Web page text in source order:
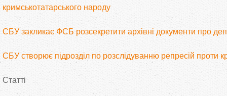
кримськотатарського народу
СБУ закликає ФСБ розсекретити архівні документи про
СБУ створює підрозділ по розслідуванню репресій проти
Статті